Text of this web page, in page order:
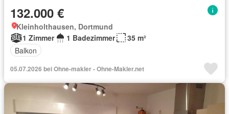
132.000 €
Kleinholthausen, Dortmund
1 Zimmer
1 Badezimmer
35 m²
Balkon
05.07.2026 bei Ohne-makler - Ohne-Makler.net